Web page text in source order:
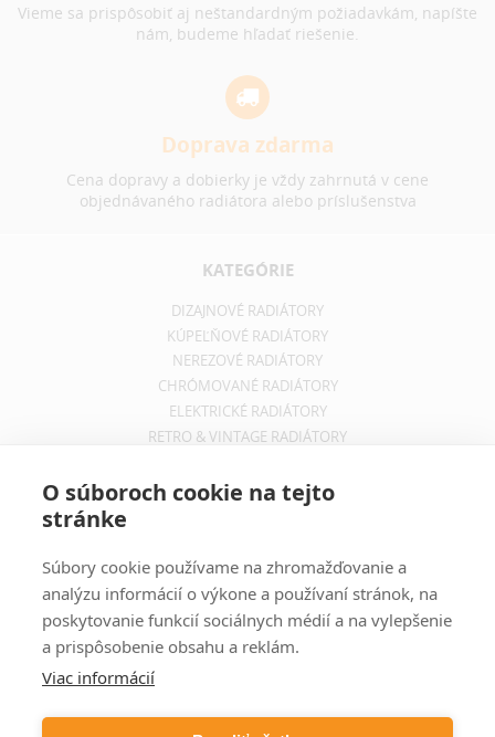
Vieme sa prispôsobiť aj neštandardným požiadavkám, napíšte
nám, budeme hľadať riešenie.
Doprava zdarma
Cena dopravy a dobierky je vždy zahrnutá v cene
objednávaného radiátora alebo príslušenstva
KATEGÓRIE
DIZAJNOVÉ RADIÁTORY
KÚPEĽŇOVÉ RADIÁTORY
NEREZOVÉ RADIÁTORY
CHRÓMOVANÉ RADIÁTORY
ELEKTRICKÉ RADIÁTORY
RETRO & VINTAGE RADIÁTORY
INFORMÁCIE O DOPRAVE
OCHRANA SÚKROMIA
Zadajte svoju e-mailovú adresu a budete vždy informovaný o
aktuálnych akciách, novinkách a zľavách z našej ponuky dizajnových
O súboroch cookie na tejto
stránke
Súbory cookie používame na zhromažďovanie a
analýzu informácií o výkone a používaní stránok, na
poskytovanie funkcií sociálnych médií a na vylepšenie
a prispôsobenie obsahu a reklám.
Viac informácií